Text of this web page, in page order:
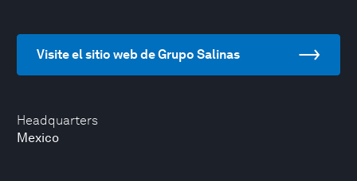
Headquarters
Mexico
Visite el sitio web de Grupo Salinas